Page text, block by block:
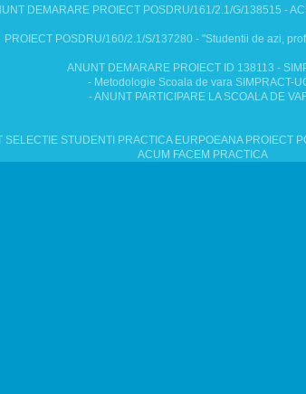
DEMARARE PROIECT POSDRU/161/2.1/G/138515 -
PROIECT POSDRU/160/2.1/S/137280 - "Studentii de azi,
ANUNT DEMARARE PROIECT ID 138113 -
- Metodologie Scoala de vara SIMPRACT-
- ANUNT PARTICIPARE LA SCOALA DE
SELECTIE STUDENTI PRACTICA EURPOEANA PROIECT
ACUM FACEM PRACTICA